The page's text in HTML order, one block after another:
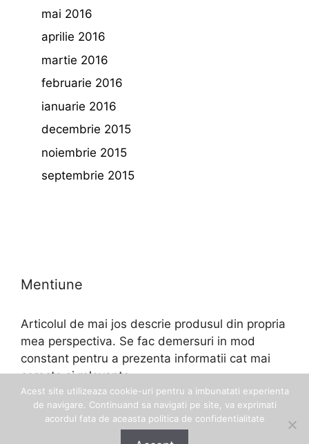
mai 2016
aprilie 2016
martie 2016
februarie 2016
ianuarie 2016
decembrie 2015
noiembrie 2015
septembrie 2015
Mentiune
Articolul de mai jos descrie produsul din propria
mea perspectiva. Se fac demersuri in mod
constant pentru a prezenta informatii cat mai
corecte si relevante.
Acest site utilizeaza cookie-uri pentru a imbunatati experienta
de navigare. Continuand sa navigati pe site, va exprimati
acordul fata de aceasta politica de confidentialitate